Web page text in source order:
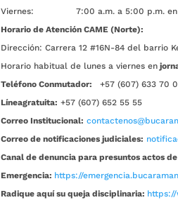
Viernes: 7:00 a.m. a 5:00 p.m. en
Horario de Atención CAME (Norte):
Dirección: Carrera 12 #16N-84 del barrio
Horario habitual de lunes a viernes en
Teléfono Conmutador:
+57 (607) 633 70
Líneagratuita: +57 (607) 652 55 55
Correo Institucional:
Correo de notificaciones judiciales:
Canal de denuncia para presuntos actos
Emergencia: https://
Radique aquí su queja disciplinaria: https://